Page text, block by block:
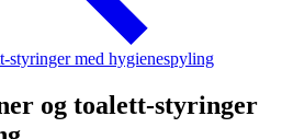
styringer med hygienespyling
og toalett-styringer